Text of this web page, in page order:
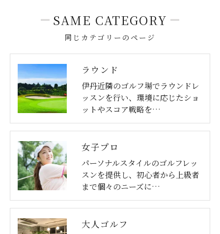
同じカテゴリーのページ
SAME CATEGORY
ラウンド
伊丹近隣のゴルフ場でラウンドレ
ッスンを行い、環境に応じたショ
ットやスコア戦略を…
女子プロ
パーソナルスタイルのゴルフレッ
スンを提供し、初心者から上級者
まで個々のニーズに…
大人ゴルフ